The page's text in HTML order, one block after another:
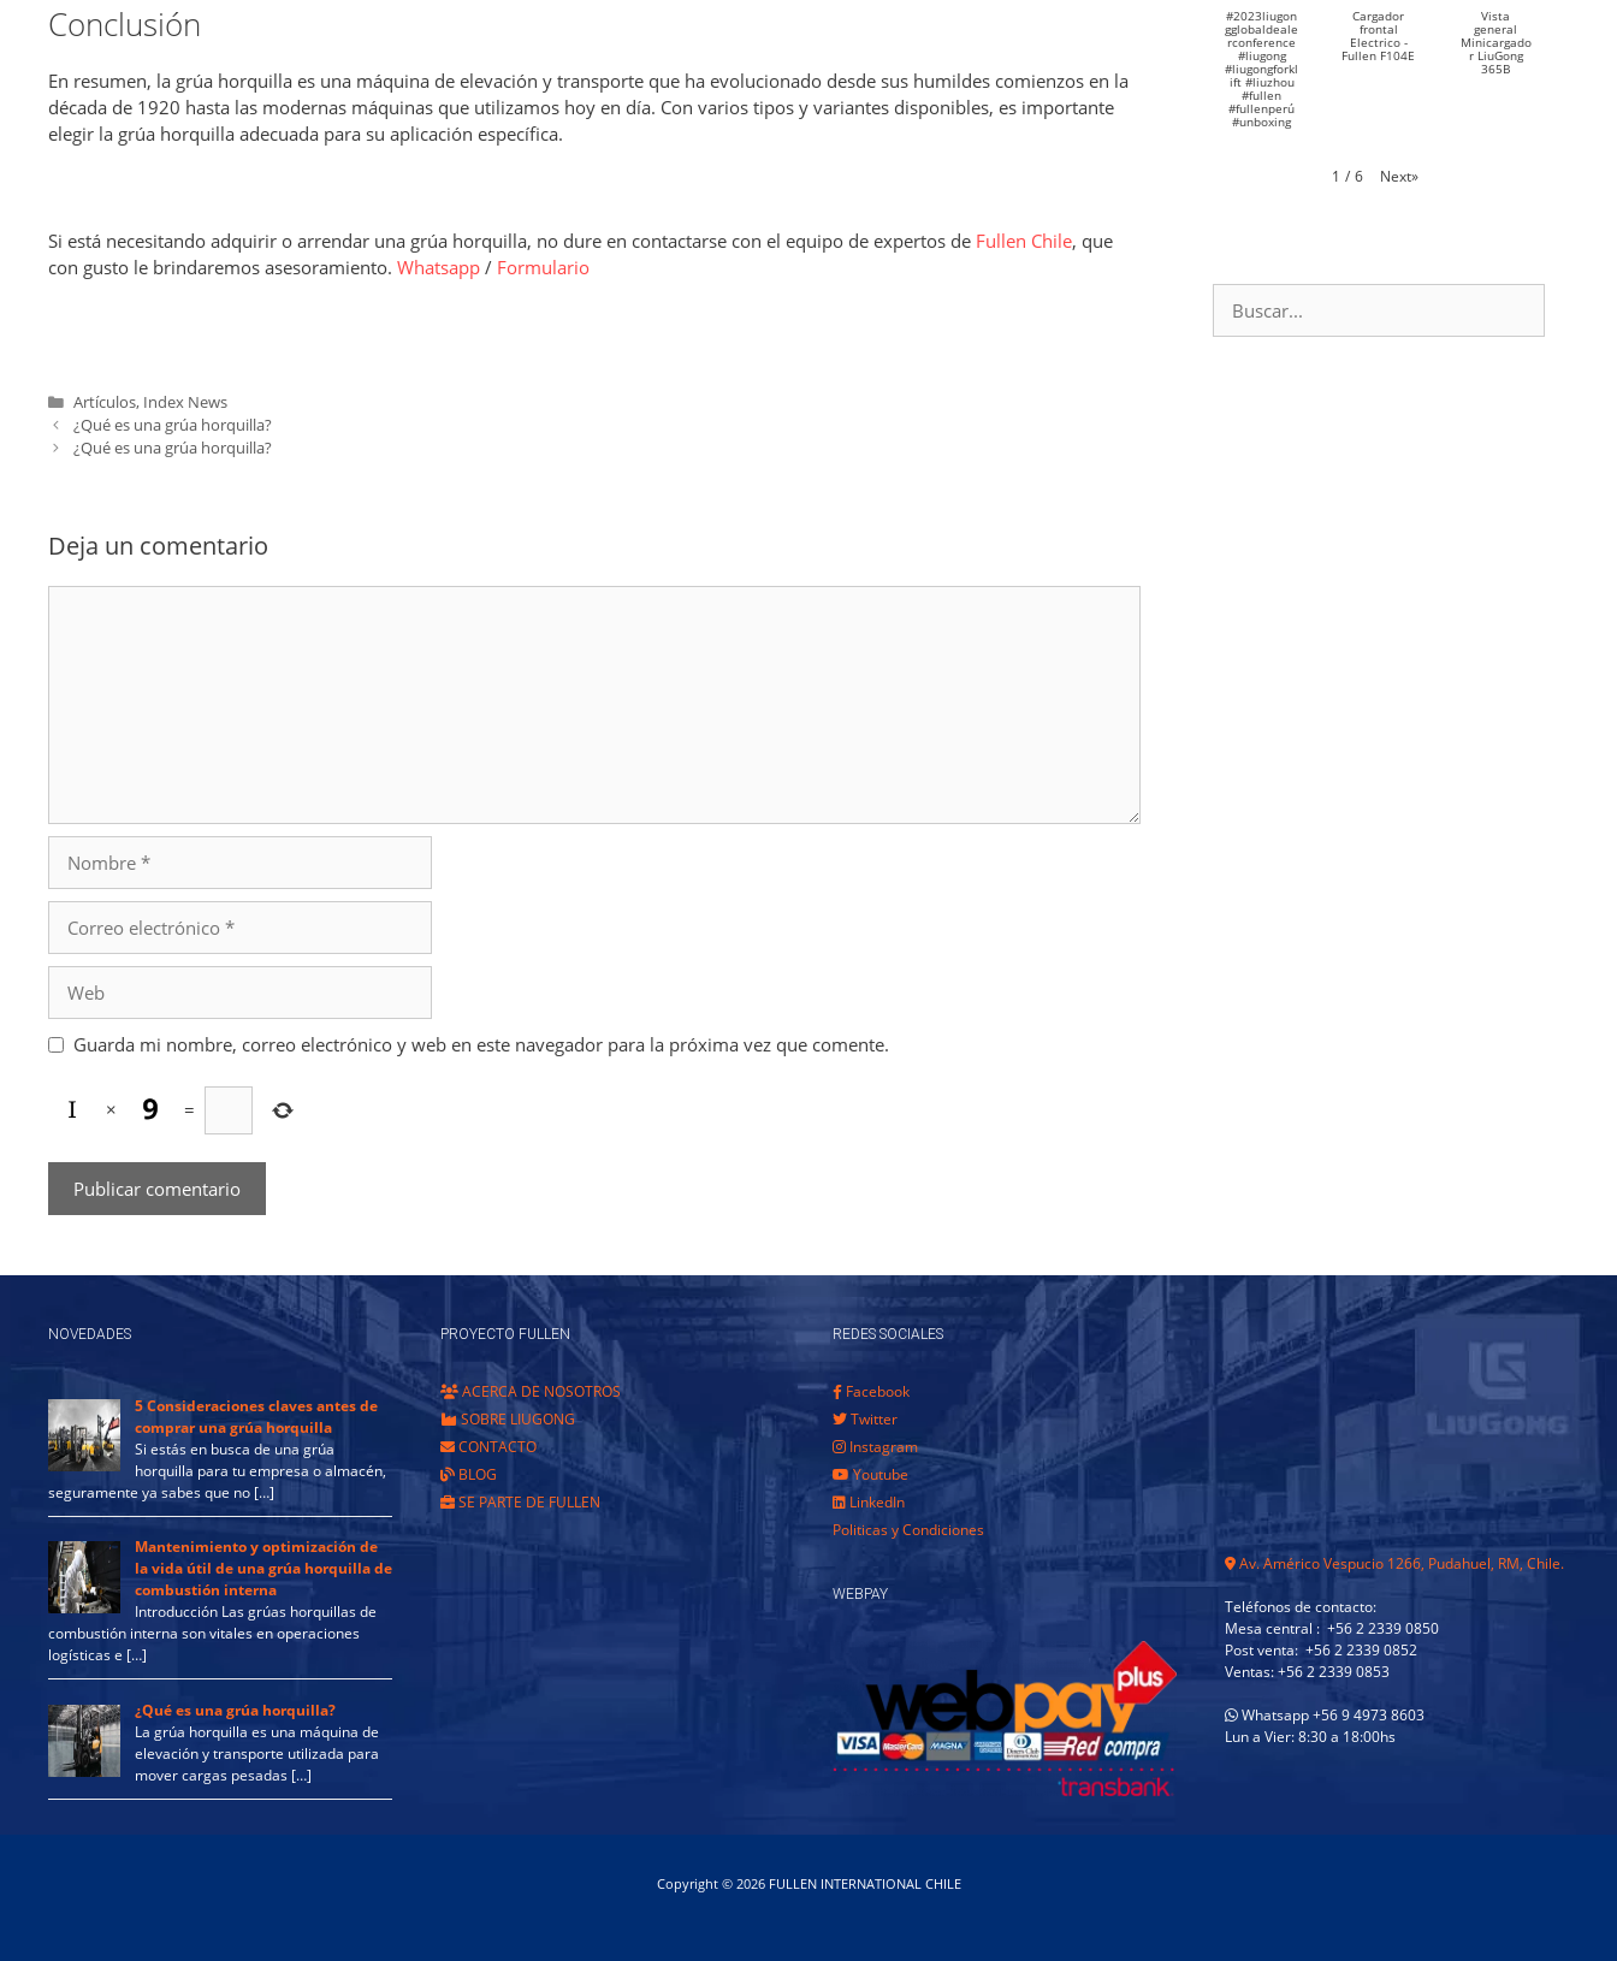
Conclusión
En resumen, la grúa horquilla es una máquina de elevación y transporte que ha evolucionado desde sus humildes comienzos en la
década de 1920 hasta las modernas máquinas que utilizamos hoy en día. Con varios tipos y variantes disponibles, es importante
elegir la grúa horquilla adecuada para su aplicación específica.
Si está necesitando adquirir o arrendar una grúa horquilla, no dure en contactarse con el equipo de expertos de Fullen Chile, que
con gusto le brindaremos asesoramiento. Whatsapp / Formulario
Categorías
Artículos, Index News
¿Qué es una grúa horquilla?
¿Qué es una grúa horquilla?
Deja un comentario
electrónico
Guarda mi nombre, correo electrónico y web en este navegador para la próxima vez que comente.
× =
#2023liugon
gglobaldeale
rconference
#liugong
#liugongforkl
ift #liuzhou
#fullen
#fullenperú
#unboxing
Cargador
frontal
Electrico -
Fullen F104E
Vista
general
Minicargado
r LiuGong
365B
1 / 6 Next»
NOVEDADES
5 Consideraciones claves antes de
comprar una grúa horquilla
Si estás en busca de una grúa
horquilla para tu empresa o almacén,
seguramente ya sabes que no […]
Mantenimiento y optimización de
la vida útil de una grúa horquilla de
combustión interna
Introducción Las grúas horquillas de
combustión interna son vitales en operaciones
logísticas e […]
¿Qué es una grúa horquilla?
La grúa horquilla es una máquina de
elevación y transporte utilizada para
mover cargas pesadas […]
PROYECTO FULLEN
ACERCA DE NOSOTROS
SOBRE LIUGONG
CONTACTO
BLOG
SE PARTE DE FULLEN
REDES SOCIALES
Facebook
Twitter
Instagram
Youtube
LinkedIn
Politicas y Condiciones
WEBPAY
Av. Américo Vespucio 1266, Pudahuel, RM, Chile.
Teléfonos de contacto:
Mesa central : +56 2 2339 0850
Post venta: +56 2 2339 0852
Ventas: +56 2 2339 0853
Whatsapp +56 9 4973 8603
Lun a Vier: 8:30 a 18:00hs
Copyright © 2026 FULLEN INTERNATIONAL CHILE